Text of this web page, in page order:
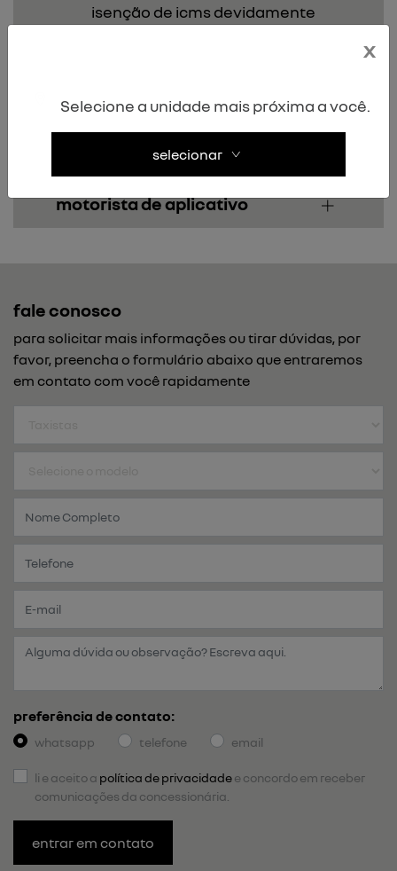
isenção de icms devidamente
taxista sem isenção
motorista de aplicativo
fale conosco
para solicitar mais informações ou tirar dúvidas, por
favor, preencha o formulário abaixo que entraremos
em contato com você rapidamente
preferência de contato:
whatsapp telefone email
li e aceito a política de privacidadee concordo em receber
comunicações da concessionária.
entrar em contato
x
Selecione a unidade mais próxima a você.
selecionar